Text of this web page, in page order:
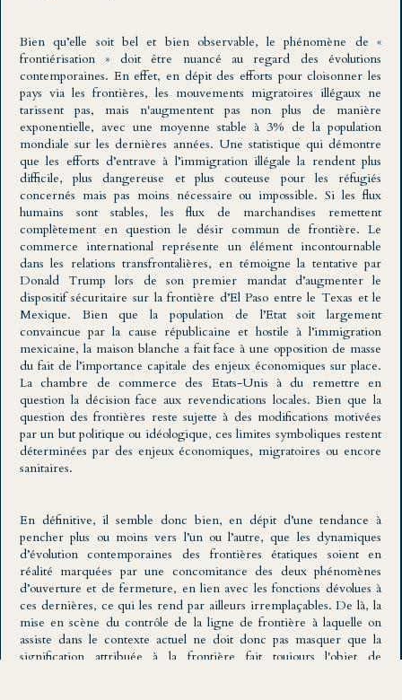
Bien qu’elle soit bel et bien observable, le phénomène de «
frontiérisation » doit être nuancé au regard des évolutions
contemporaines. En effet, en dépit des efforts pour cloisonner les
pays via les frontières, les mouvements migratoires illégaux ne
tarissent pas, mais n'augmentent pas non plus de manière
exponentielle, avec une moyenne stable à 3% de la population
mondiale sur les dernières années. Une statistique qui démontre
que les efforts d’entrave à l’immigration illégale la rendent plus
difficile, plus dangereuse et plus couteuse pour les réfugiés
concernés mais pas moins nécessaire ou impossible. Si les flux
humains sont stables, les flux de marchandises remettent
complètement en question le désir commun de frontière. Le
commerce international représente un élément incontournable
dans les relations transfrontalières, en témoigne la tentative par
Donald Trump lors de son premier mandat d’augmenter le
dispositif sécuritaire sur la frontière d’El Paso entre le Texas et le
Mexique. Bien que la population de l’Etat soit largement
convaincue par la cause républicaine et hostile à l’immigration
mexicaine, la maison blanche a fait face à une opposition de masse
du fait de l’importance capitale des enjeux économiques sur place.
La chambre de commerce des Etats-Unis à du remettre en
question la décision face aux revendications locales. Bien que la
question des frontières reste sujette à des modifications motivées
par un but politique ou idéologique, ces limites symboliques restent
déterminées par des enjeux économiques, migratoires ou encore
sanitaires.
En définitive, il semble donc bien, en dépit d’une tendance à
pencher plus ou moins vers l’un ou l’autre, que les dynamiques
d’évolution contemporaines des frontières étatiques soient en
réalité marquées par une concomitance des deux phénomènes
d’ouverture et de fermeture, en lien avec les fonctions dévolues à
ces dernières, ce qui les rend par ailleurs irremplaçables. De là, la
mise en scène du contrôle de la ligne de frontière à laquelle on
assiste dans le contexte actuel ne doit donc pas masquer que la
signification attribuée à la frontière fait toujours l'objet de